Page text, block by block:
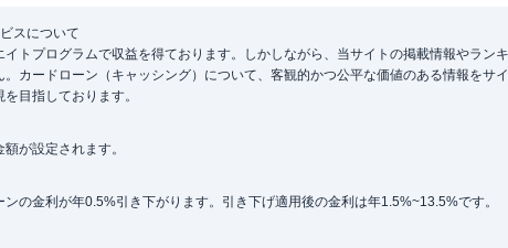
スについて
トプログラムで収益を得ております。しかしながら、当サイトの掲載情報やラン
カードローン（キャッシング）について、客観的かつ公平な価値のある情報をサ
目指しております。
が設定されます。
の金利が年0.5%引き下がります。引き下げ適用後の金利は年1.5%~13.5%です。